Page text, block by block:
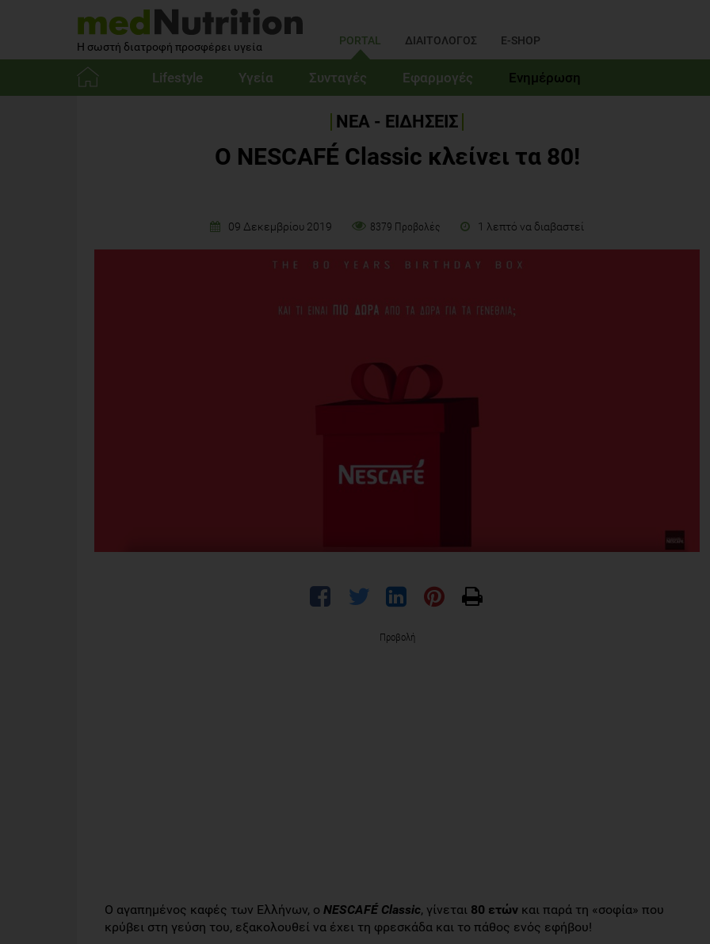
Η σωστή διατροφή προσφέρει υγεία PORTAL ΔΙΑΙΤΟΛΟΓΟΣ E-SHOP
Lifestyle Υγεία Συνταγές Εφαρμογές Ενημέρωση
ΝΕΑ - ΕΙΔΗΣΕΙΣ
Ο NESCAFÉ Classic κλείνει τα 80!
09 Δεκεμβρίου 2019 8379 Προβολές 1 λεπτό να διαβαστεί
Προβολή
Ο αγαπημένος καφές των Ελλήνων, o NESCAFÉ Classic, γίνεται 80 ετών και παρά τη «σοφία» που
κρύβει στη γεύση του, εξακολουθεί να έχει τη φρεσκάδα και το πάθος ενός εφήβου!